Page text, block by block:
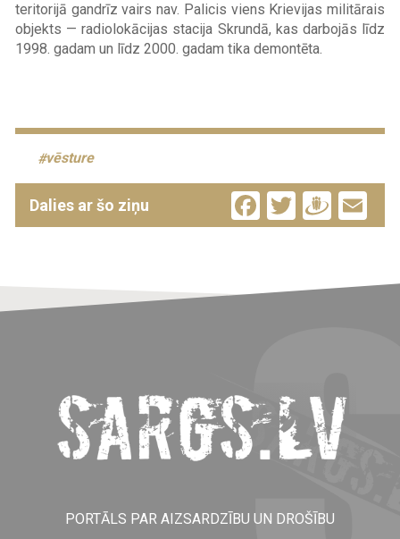
teritorijā gandrīz vairs nav. Palicis viens Krievijas militārais
objekts — radiolokācijas stacija Skrundā, kas darbojās līdz
1998. gadam un līdz 2000. gadam tika demontēta.
vēsture
Dalies ar šo ziņu Facebook
Twitter
PORTĀLS PAR AIZSARDZĪBU UN DROŠĪBU